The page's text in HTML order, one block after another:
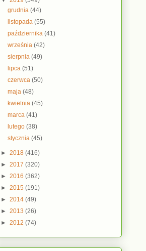
grudnia(44)
listopada(55)
października(41)
września(42)
sierpnia(49)
lipca(51)
czerwca(50)
maja(48)
kwietnia(45)
marca(41)
lutego(38)
stycznia(45)
► 2018 (416)
► 2017 (320)
► 2016 (362)
► 2015 (191)
► 2014 (49)
► 2013 (26)
► 2012 (74)